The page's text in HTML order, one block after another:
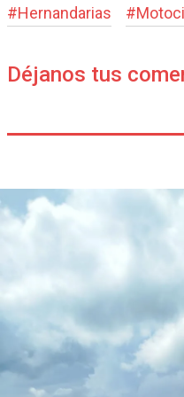
#Hernandarias #
Déjanos tus